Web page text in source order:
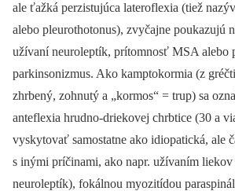
ale ťažká perzistujúca lateroflexia (tiež
alebo pleurothotonus), zvyčajne poukazujú
užívaní neuroleptík, prítomnosť MSA alebo
parkinsonizmus. Ako kamptokormia (z
zhrbený, zohnutý a „kormos“ = trup) sa
anteflexia hrudno-driekovej chrbtice (30 a
vyskytovať samostatne ako idiopatická, ale
s inými príčinami, ako napr. užívaním liekov
neuroleptík), fokálnou myozitídou